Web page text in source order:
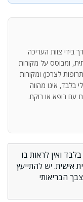
בידי צוות העריכה
ומבוסס על מקורות
לצרכן) ומקורות
בלבד, אינו מהווה
עם רופא או רוקח.
ואין לראות בו
אישית. יש להתייעץ
הבריאותי